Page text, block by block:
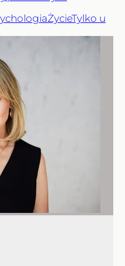
ŻycieTylko u